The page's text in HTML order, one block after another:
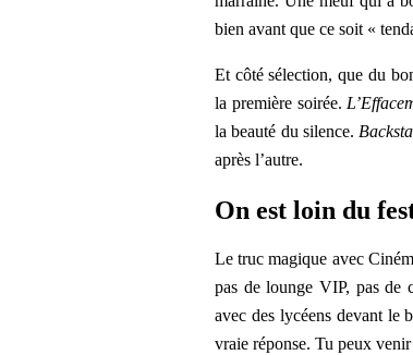
bien avant que ce soit «
Et côté sélection, que du
la première soirée.
la beauté du silence.
après l’autre.
On est loin du
Le truc magique avec
pas de lounge VIP, pas de
avec des lycéens devant le
vraie réponse. Tu peux